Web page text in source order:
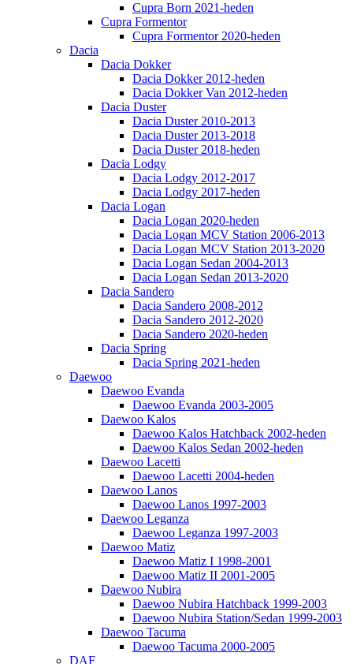
Cupra Born 2021-heden
Cupra Formentor
Cupra Formentor 2020-heden
Dacia
Dacia Dokker
Dacia Dokker 2012-heden
Dacia Dokker Van 2012-heden
Dacia Duster
Dacia Duster 2010-2013
Dacia Duster 2013-2018
Dacia Duster 2018-heden
Dacia Lodgy
Dacia Lodgy 2012-2017
Dacia Lodgy 2017-heden
Dacia Logan
Dacia Logan 2020-heden
Dacia Logan MCV Station 2006-2013
Dacia Logan MCV Station 2013-2020
Dacia Logan Sedan 2004-2013
Dacia Logan Sedan 2013-2020
Dacia Sandero
Dacia Sandero 2008-2012
Dacia Sandero 2012-2020
Dacia Sandero 2020-heden
Dacia Spring
Dacia Spring 2021-heden
Daewoo
Daewoo Evanda
Daewoo Evanda 2003-2005
Daewoo Kalos
Daewoo Kalos Hatchback 2002-heden
Daewoo Kalos Sedan 2002-heden
Daewoo Lacetti
Daewoo Lacetti 2004-heden
Daewoo Lanos
Daewoo Lanos 1997-2003
Daewoo Leganza
Daewoo Leganza 1997-2003
Daewoo Matiz
Daewoo Matiz I 1998-2001
Daewoo Matiz II 2001-2005
Daewoo Nubira
Daewoo Nubira Hatchback 1999-2003
Daewoo Nubira Station/Sedan 1999-2003
Daewoo Tacuma
Daewoo Tacuma 2000-2005
DAF